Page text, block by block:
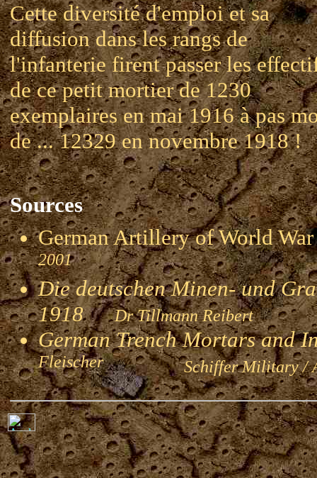
Cette diversité d'emploi et sa
diffusion dans les rangs de
l'infanterie firent passer les
de ce petit mortier de 1230
exemplaires en mai 1916 à pas
de ... 12329 en novembre 1918 !
Sources
German Artillery of World
2001
Die deutschen Minen- und
1918Dr Tillmann Reibert
German Trench Mortars and
FleischerSchiffer Military /